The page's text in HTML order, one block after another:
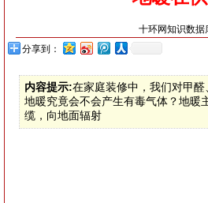
十环网知识数
分享到：
内容提示:在家庭装修中，我们对甲
地暖究竟会不会产生有毒气体？地暖
缆，向地面辐射